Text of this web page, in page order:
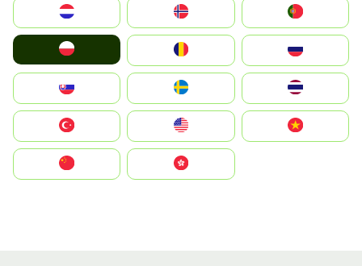
United States
中國香港特別行政區